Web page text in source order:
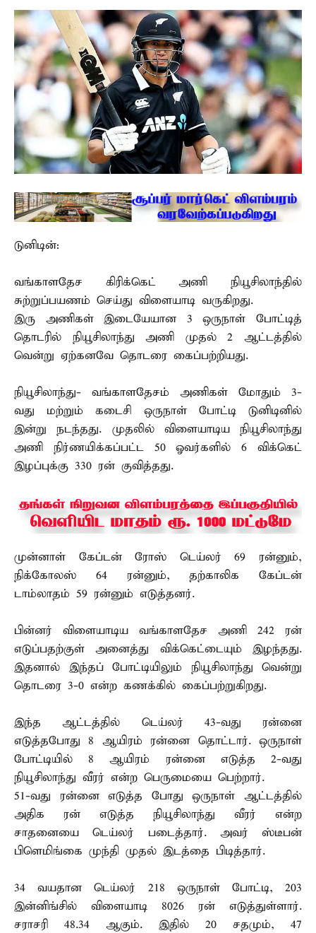
டுனிடின்:
வங்காளதேச கிரிக்கெட் அணி நியூசிலாந்தில்
சுற்றுப்பயணம் செய்து விளையாடி வருகிறது.
இரு அணிகள் இடையேயான 3 ஒருநாள் போட்டித்
தொடரில் நியூசிலாந்து அணி முதல் 2 ஆட்டத்தில்
வென்று ஏற்கனவே தொடரை கைப்பற்றியது.
நியூசிலாந்து- வங்காளதேசம் அணிகள் மோதும் 3-
வது மற்றும் கடைசி ஒருநாள் போட்டி டுனிடினில்
இன்று நடந்தது. முதலில் விளையாடிய நியூசிலாந்து
அணி நிர்ணயிக்கப்பட்ட 50 ஓவர்களில் 6 விக்கெட்
இழப்புக்கு 330 ரன் குவித்தது.
முன்னாள் கேப்டன் ரோஸ் டெய்லர் 69 ரன்னும்,
நிக்கோலஸ் 64 ரன்னும், தற்காலிக கேப்டன்
டாம்லாதம் 59 ரன்னும் எடுத்தனர்.
பின்னர் விளையாடிய வங்காளதேச அணி 242 ரன்
எடுப்பதற்குள் அனைத்து விக்கெட்டையும் இழந்தது.
இதனால் இந்தப் போட்டியிலும் நியூசிலாந்து வென்று
தொடரை 3-0 என்ற கணக்கில் கைப்பற்றுகிறது.
இந்த ஆட்டத்தில் டெய்லர் 43-வது ரன்னை
எடுத்தபோது 8 ஆயிரம் ரன்னை தொட்டார். ஒருநாள்
போட்டியில் 8 ஆயிரம் ரன்னை எடுத்த 2-வது
நியூசிலாந்து வீரர் என்ற பெருமையை பெற்றார்.
51-வது ரன்னை எடுத்த போது ஒருநாள் ஆட்டத்தில்
அதிக ரன் எடுத்த நியூசிலாந்து வீரர் என்ற
சாதனையை டெய்லர் படைத்தார். அவர் ஸ்டீபன்
பிளெமிங்கை முந்தி முதல் இடத்தை பிடித்தார்.
34 வயதான டெய்லர் 218 ஒருநாள் போட்டி, 203
இன்னிங்சில் விளையாடி 8026 ரன் எடுத்துள்ளார்.
சராசரி 48.34 ஆகும். இதில் 20 சதமும், 47